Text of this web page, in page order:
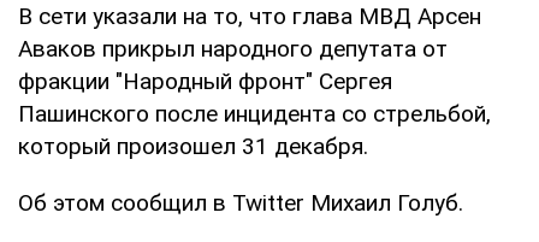
В сети указали на то, что глава МВД Арсен
Аваков прикрыл народного депутата от
фракции "Народный фронт" Сергея
Пашинского после инцидента со стрельбой,
который произошел 31 декабря.
Об этом сообщил в Twitter Михаил Голуб.